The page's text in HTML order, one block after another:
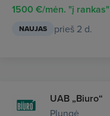
1500 €/mėn. "į rankas"
NAUJAS prieš 2 d.
UAB „Biuro“
Plungė